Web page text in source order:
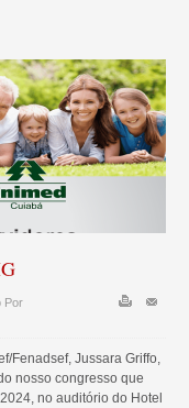
Por
Fenadsef, Jussara Griffo,
nosso congresso que
no auditório do Hotel